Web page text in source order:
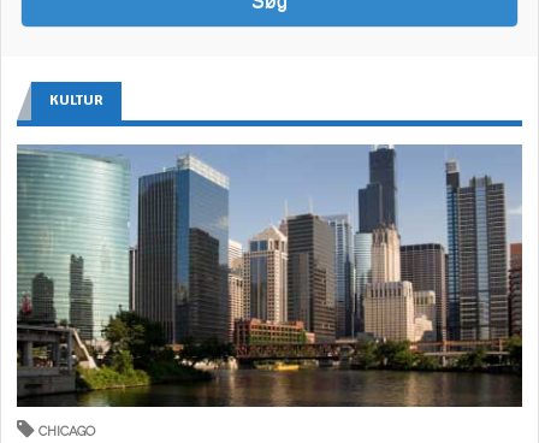
KULTUR
CHICAGO